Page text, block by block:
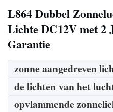
L864 Dubbel
Lichte DC12V met 2
Garantie
zonne aangedreven
de lichten van het
opvlammende